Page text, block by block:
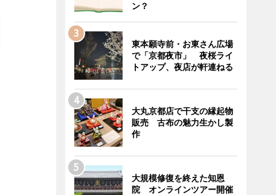
ン？
東本願寺前・お東さん広場
で「京都夜市」 夜桜ライ
トアップ、夜店が軒連ねる
大丸京都店で干支の縁起物
販売 古布の魅力生かし製
作
大規模修復を終えた知恩
院 オンラインツアー開催